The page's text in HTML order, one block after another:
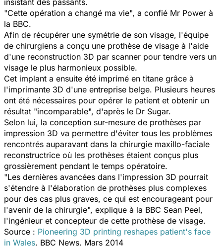
"Cette opération a changé ma vie", a confié Mr Power à
la BBC.
Afin de récupérer une symétrie de son visage, l'équipe
de chirurgiens a conçu une prothèse de visage à l'aide
d'une reconstruction 3D par scanner pour tendre vers un
visage le plus harmonieux possible.
Cet implant a ensuite été imprimé en titane grâce à
l'imprimante 3D d'une entreprise belge. Plusieurs heures
ont été nécessaires pour opérer le patient et obtenir un
résultat "incomparable", d'après le Dr Sugar.
Selon lui, la conception sur-mesure de prothèses par
impression 3D va permettre d'éviter tous les problèmes
rencontrés auparavant dans la chirurgie maxillo-faciale
reconstructrice où les prothèses étaient conçus plus
grossièrement pendant le temps opératoire.
"Les dernières avancées dans l'impression 3D pourrait
s'étendre à l'élaboration de prothèses plus complexes
pour des cas plus graves, ce qui est encourageant pour
l'avenir de la chirurgie", explique à la BBC Sean Peel,
l'ingénieur et concepteur de cette prothèse de visage.
Source : Pioneering 3D printing reshapes patient's face
in Wales. BBC News. Mars 2014